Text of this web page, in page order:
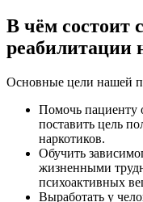
В чём состоит
реабилитации
Основные цели нашей
Помочь пациенту
поставить цель
наркотиков.
Обучить
жизненными
психоактивных
Выработать у